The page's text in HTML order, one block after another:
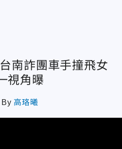
南詐團車手撞飛女
視角曝
By 高珞曦